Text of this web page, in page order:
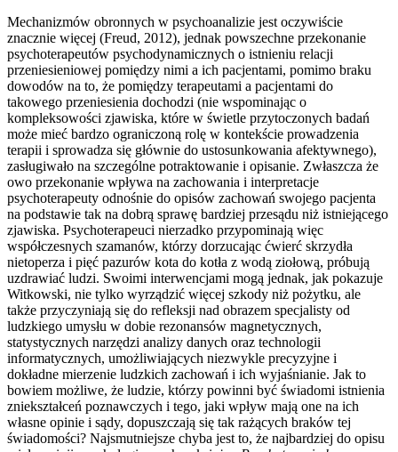
Mechanizmów obronnych w psychoanalizie jest oczywiście
znacznie więcej (Freud, 2012), jednak powszechne przekonanie
psychoterapeutów psychodynamicznych o istnieniu relacji
przeniesieniowej pomiędzy nimi a ich pacjentami, pomimo braku
dowodów na to, że pomiędzy terapeutami a pacjentami do
takowego przeniesienia dochodzi (nie wspominając o
kompleksowości zjawiska, które w świetle przytoczonych badań
może mieć bardzo ograniczoną rolę w kontekście prowadzenia
terapii i sprowadza się głównie do ustosunkowania afektywnego),
zasługiwało na szczególne potraktowanie i opisanie. Zwłaszcza że
owo przekonanie wpływa na zachowania i interpretacje
psychoterapeuty odnośnie do opisów zachowań swojego pacjenta
na podstawie tak na dobrą sprawę bardziej przesądu niż istniejącego
zjawiska. Psychoterapeuci nierzadko przypominają więc
współczesnych szamanów, którzy dorzucając ćwierć skrzydła
nietoperza i pięć pazurów kota do kotła z wodą ziołową, próbują
uzdrawiać ludzi. Swoimi interwencjami mogą jednak, jak pokazuje
Witkowski, nie tylko wyrządzić więcej szkody niż pożytku, ale
także przyczyniają się do refleksji nad obrazem specjalisty od
ludzkiego umysłu w dobie rezonansów magnetycznych,
statystycznych narzędzi analizy danych oraz technologii
informatycznych, umożliwiających niezwykle precyzyjne i
dokładne mierzenie ludzkich zachowań i ich wyjaśnianie. Jak to
bowiem możliwe, że ludzie, którzy powinni być świadomi istnienia
zniekształceń poznawczych i tego, jaki wpływ mają one na ich
własne opinie i sądy, dopuszczają się tak rażących braków tej
świadomości? Najsmutniejsze chyba jest to, że najbardziej do opisu